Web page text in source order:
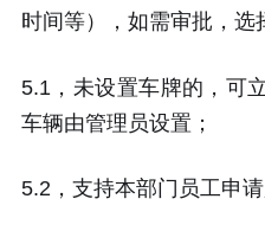
时间等），如需审批，选
5.1，未设置车牌的，可
车辆由管理员设置；
5.2，支持本部门员工申